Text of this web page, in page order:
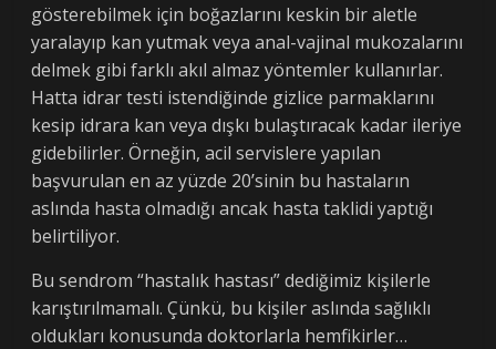
gösterebilmek için boğazlarını keskin bir aletle
yaralayıp kan yutmak veya anal-vajinal mukozalarını
delmek gibi farklı akıl almaz yöntemler kullanırlar.
Hatta idrar testi istendiğinde gizlice parmaklarını
kesip idrara kan veya dışkı bulaştıracak kadar ileriye
gidebilirler. Örneğin, acil servislere yapılan
başvurulan en az yüzde 20’sinin bu hastaların
aslında hasta olmadığı ancak hasta taklidi yaptığı
belirtiliyor.
Bu sendrom “hastalık hastası” dediğimiz kişilerle
karıştırılmamalı. Çünkü, bu kişiler aslında sağlıklı
oldukları konusunda doktorlarla hemfikirler…